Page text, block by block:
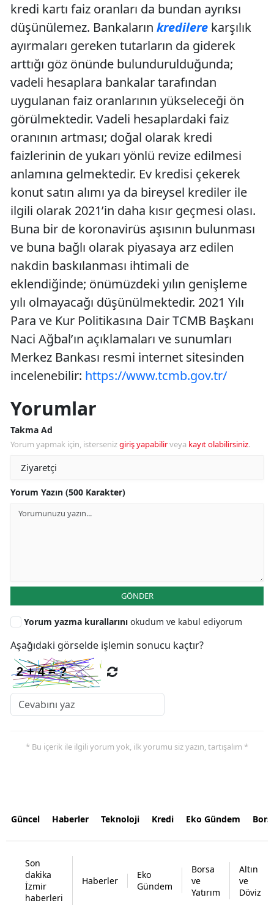
kredi kartı faiz oranları da bundan ayrıksı
düşünülemez. Bankaların kredilere karşılık
ayırmaları gereken tutarların da giderek
arttığı göz önünde bulundurulduğunda;
vadeli hesaplara bankalar tarafından
uygulanan faiz oranlarının yükseleceği ön
görülmektedir. Vadeli hesaplardaki faiz
oranının artması; doğal olarak kredi
faizlerinin de yukarı yönlü revize edilmesi
anlamına gelmektedir. Ev kredisi çekerek
konut satın alımı ya da bireysel krediler ile
ilgili olarak 2021’in daha kısır geçmesi olası.
Buna bir de koronavirüs aşısının bulunması
ve buna bağlı olarak piyasaya arz edilen
nakdin baskılanması ihtimali de
eklendiğinde; önümüzdeki yılın genişleme
yılı olmayacağı düşünülmektedir. 2021 Yılı
Para ve Kur Politikasına Dair TCMB Başkanı
Naci Ağbal’ın açıklamaları ve sunumları
Merkez Bankası resmi internet sitesinden
incelenebilir: https://www.tcmb.gov.tr/
Yorumlar
Takma Ad
Yorum yapmak için, istersenizgiriş yapabilirveya kayıt olabilirsiniz.
Yorum Yazın (500 Karakter)
GÖNDER
Yorum yazma kurallarını okudum ve kabul ediyorum
Aşağıdaki görselde işlemin sonucu kaçtır?
* Bu içerik ile ilgili yorum yok, ilk yorumu siz yazın, tartışalım *
Güncel Haberler Teknoloji Kredi Eko Gündem
Son
dakika
İzmir
haberleri
Haberler
Eko
Gündem
Borsa
ve
Yatırım
Altın
ve
Döviz